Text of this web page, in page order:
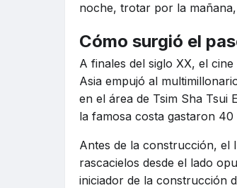
noche, trotar por la
Cómo surgió el
A finales del siglo XX, el
Asia empujó al
en el área de Tsim Sha Tsui
la famosa costa gastaron
Antes de la construcción, el
rascacielos desde el lado
iniciador de la construcción